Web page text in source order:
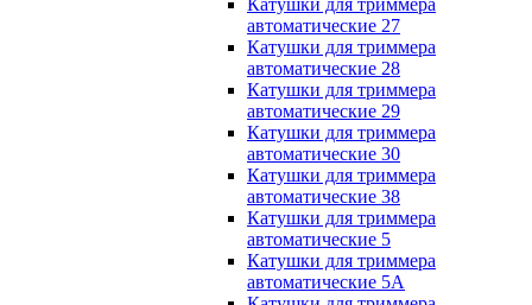
Катушки для триммера
автоматические 27
Катушки для триммера
автоматические 28
Катушки для триммера
автоматические 29
Катушки для триммера
автоматические 30
Катушки для триммера
автоматические 38
Катушки для триммера
автоматические 5
Катушки для триммера
автоматические 5A